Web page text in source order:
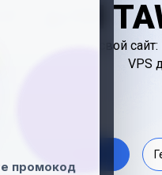
ДЛЯ
live chat на свой
VPS
промокод